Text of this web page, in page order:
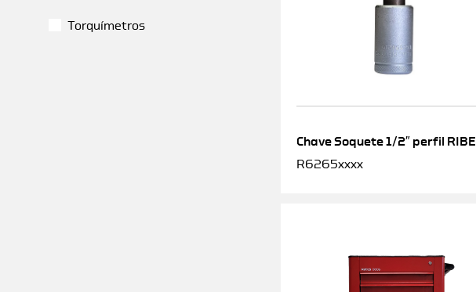
Torquímetros
Chave Soquete 1/2″ perfil RIBE
R6265xxxx